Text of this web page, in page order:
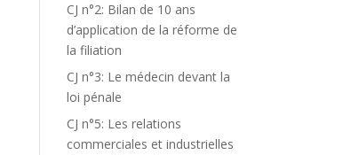
CJ n°2: Bilan de 10 ans
d’application de la réforme de
la filiation
CJ n°3: Le médecin devant la
loi pénale
CJ n°5: Les relations
commerciales et industrielles